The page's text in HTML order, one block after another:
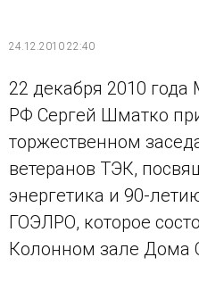
24.12.2010 22:40
22 декабря 2010 года
РФ Сергей Шматко
торжественном
ветеранов ТЭК,
энергетика и 90-
ГОЭЛРО, которое
Колонном зале Дома